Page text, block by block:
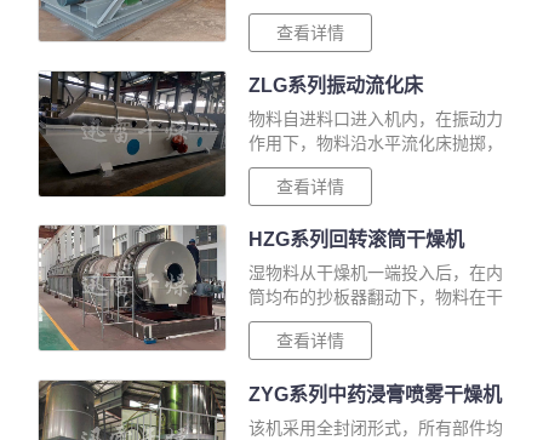
叶。单位有效容积内传热面积很大
类别：桨叶干燥机详细说明： 概
桨叶，热介质···
查看详情
ZLG系列振动流化床
物料自进料口进入机内，在振动力
作用下，物料沿水平流化床抛掷，
向前连续运动，热风向上穿过流化
床同湿物料换热后，湿空气经旋风
物料由排料···
查看详情
HZG系列回转滚筒干燥机
湿物料从干燥机一端投入后，在内
筒均布的抄板器翻动下，物料在干
燥器内均匀分布与分散
查看详情
ZYG系列中药浸膏喷雾干燥机
该机采用全封闭形式，所有部件均